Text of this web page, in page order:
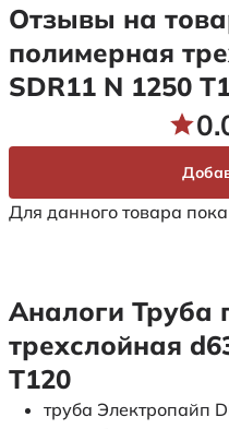
Отзывы на
полимерная
SDR11 N 1250
Для данного товара пока
Аналоги Труба
трехслойная
Т120
труба Электропайп